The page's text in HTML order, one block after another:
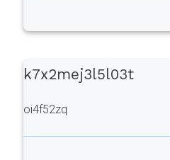
k7x2mej3l5l03t
oi4f52zq